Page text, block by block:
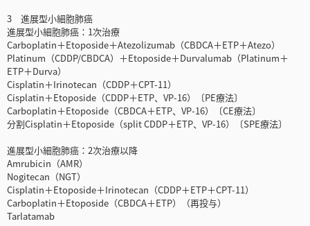
3 進展型小細胞肺癌
進展型小細胞肺癌：1次治療
Carboplatin＋Etoposide＋Atezolizumab（CBDCA＋ETP＋Atezo）
Platinum（CDDP/CBDCA）＋Etoposide＋Durvalumab（Platinum＋
ETP＋Durva）
Cisplatin＋Irinotecan（CDDP＋CPT-11）
Cisplatin＋Etoposide（CDDP＋ETP、VP-16）〔PE療法〕
Carboplatin＋Etoposide（CBDCA＋ETP、VP-16）〔CE療法〕
分割Cisplatin＋Etoposide（split CDDP＋ETP、VP-16）〔SPE療法〕
進展型小細胞肺癌：2次治療以降
Amrubicin（AMR）
Nogitecan（NGT）
Cisplatin＋Etoposide＋Irinotecan（CDDP＋ETP＋CPT-11）
Carboplatin＋Etoposide（CBDCA＋ETP）（再投与）
Tarlatamab